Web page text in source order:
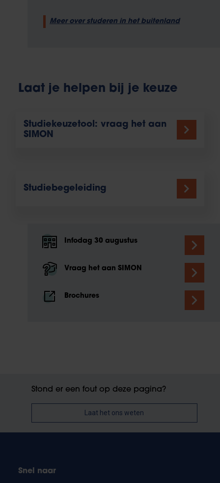
Meer over studeren in het buitenland
Laat je helpen bij je keuze
Studiekeuzetool: vraag het aan
SIMON
Studiebegeleiding
Infodag 30 augustus
Vraag het aan SIMON
Brochures
Stond er een fout op deze pagina?
Laat het ons weten
Snel naar